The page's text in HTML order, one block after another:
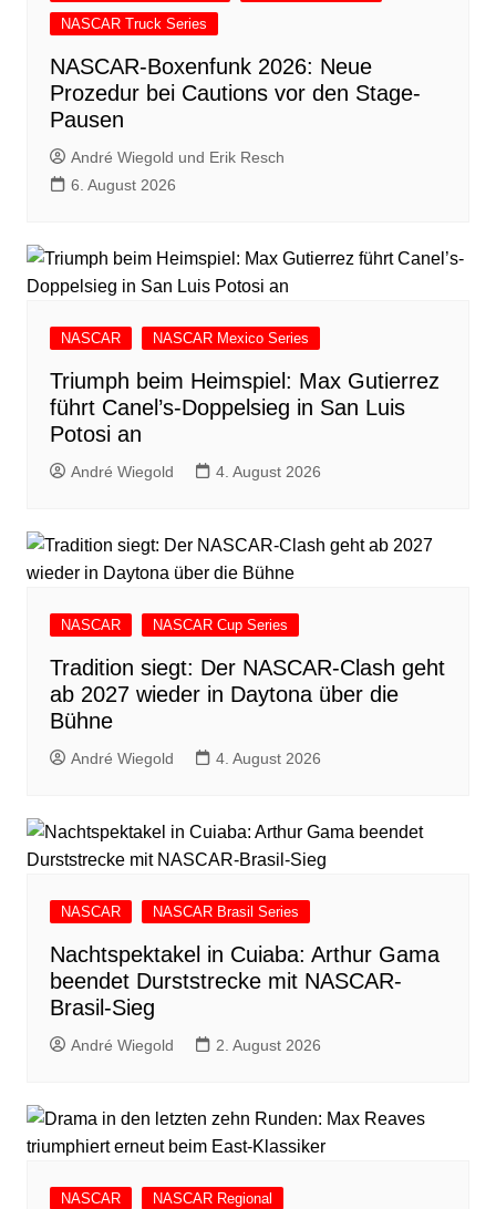
NASCAR Truck Series
NASCAR-Boxenfunk 2026: Neue
Prozedur bei Cautions vor den Stage-
Pausen
André Wiegold und Erik Resch
6. August 2026
NASCAR NASCAR Mexico Series
Triumph beim Heimspiel: Max Gutierrez
führt Canel’s-Doppelsieg in San Luis
Potosi an
André Wiegold 4. August 2026
NASCAR NASCAR Cup Series
Tradition siegt: Der NASCAR-Clash geht
ab 2027 wieder in Daytona über die
Bühne
André Wiegold 4. August 2026
NASCAR NASCAR Brasil Series
Nachtspektakel in Cuiaba: Arthur Gama
beendet Durststrecke mit NASCAR-
Brasil-Sieg
André Wiegold 2. August 2026
NASCAR NASCAR Regional